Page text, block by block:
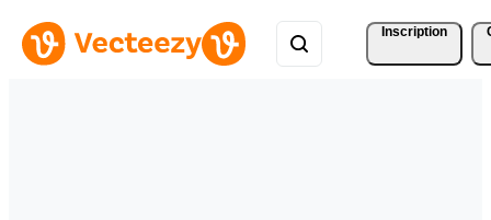
Inscription